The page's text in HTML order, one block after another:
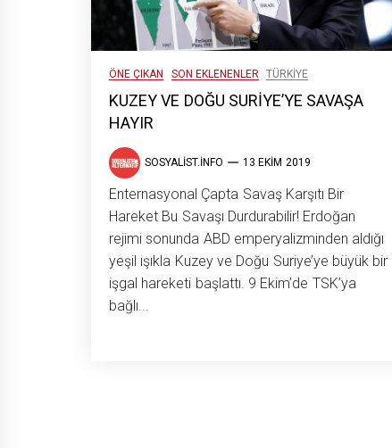
ÖNE ÇIKAN SON EKLENENLER TÜRKIYE
KUZEY VE DOĞU SURİYE’YE SAVAŞA
HAYIR
SOSYALIST.INFO 13 EKIM 2019
Enternasyonal Çapta Savaş Karşıtı Bir
Hareket Bu Savaşı Durdurabilir! Erdoğan
rejimi sonunda ABD emperyalizminden aldığı
yeşil ışıkla Kuzey ve Doğu Suriye’ye büyük bir
işgal hareketi başlattı. 9 Ekim’de TSK’ya
bağlı...